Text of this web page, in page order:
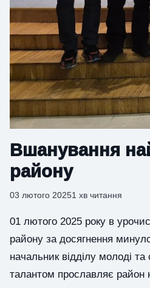
Вшанування
району
03 лютого 20251 хв читання
01 лютого 2025 року в
району за досягнення
начальник відділу молоді
талантом прославляє район